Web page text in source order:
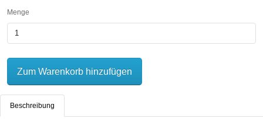
Menge
Zum Warenkorb hinzufügen
Beschreibung